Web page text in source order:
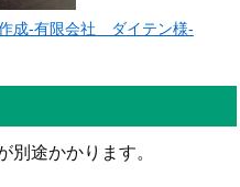
成-有限会社 ダイテン様-
別途かかります。